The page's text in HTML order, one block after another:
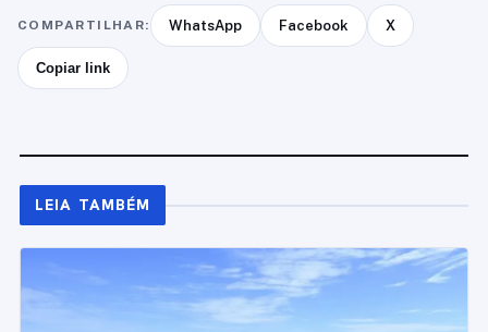
COMPARTILHAR: WhatsApp Facebook X
Copiar link
LEIA TAMBÉM